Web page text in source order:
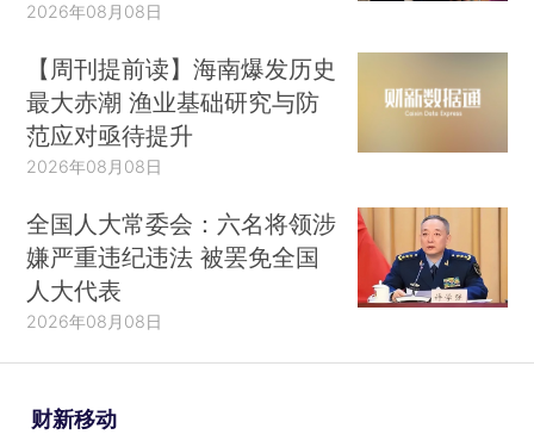
2026年08月08日
【周刊提前读】海南爆发历史
最大赤潮 渔业基础研究与防
范应对亟待提升
2026年08月08日
全国人大常委会：六名将领涉
嫌严重违纪违法 被罢免全国
人大代表
2026年08月08日
财新移动